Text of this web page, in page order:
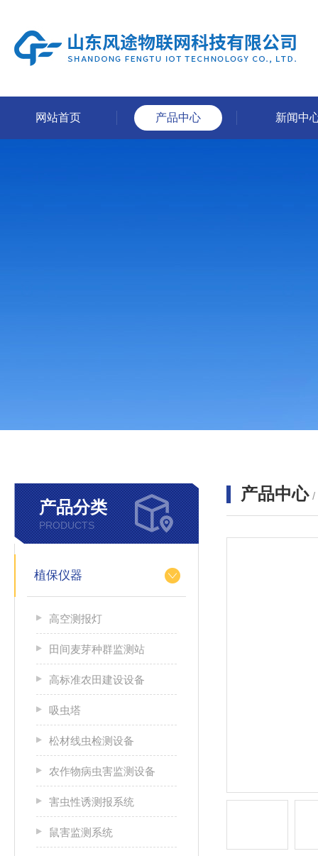
网站首页 产品中心 新闻中
产品分类
PRODUCTS
植保仪器
高空测报灯
田间麦芽种群监测站
高标准农田建设设备
吸虫塔
松材线虫检测设备
农作物病虫害监测设备
害虫性诱测报系统
鼠害监测系统
产品中心 /